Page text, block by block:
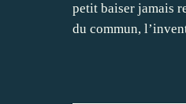
petit baiser jamais
du commun,